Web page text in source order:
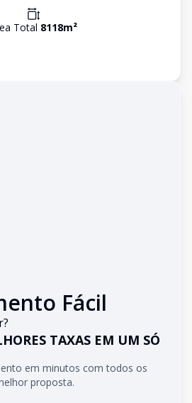
Total 8118m²
Fácil
TAXAS EM UM SÓ
em minutos com todos os
proposta.